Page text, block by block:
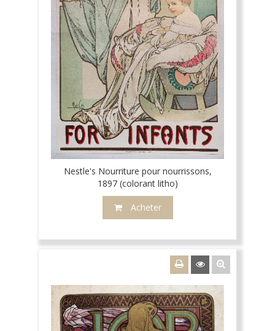
Nestle's Nourriture pour nourrissons,
1897 (colorant litho)
Acheter